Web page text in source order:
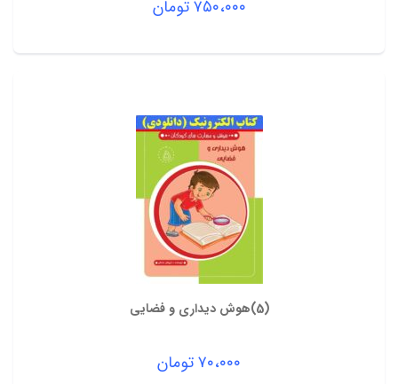
۷۵۰،۰۰۰تومان
(5)هوش دیداری و فضایی
۷۰،۰۰۰تومان